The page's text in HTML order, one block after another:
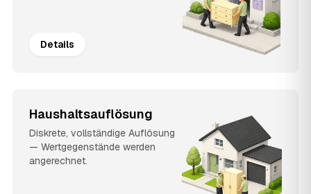
Details
Haushaltsauflösung
Diskrete, vollständige Auflösung
— Wertgegenstände werden
angerechnet.